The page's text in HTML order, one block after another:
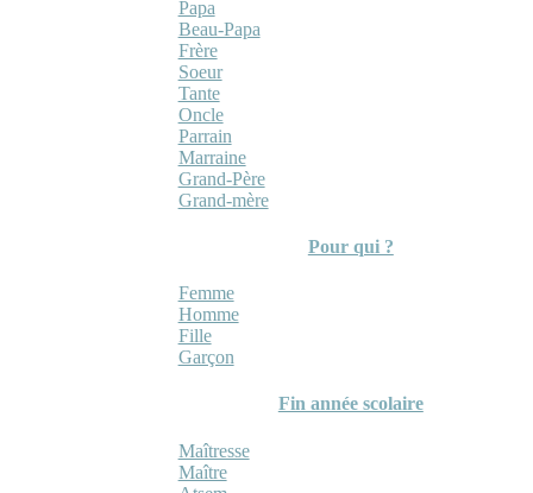
Papa
Beau-Papa
Frère
Soeur
Tante
Oncle
Parrain
Marraine
Grand-Père
Grand-mère
Pour qui ?
Femme
Homme
Fille
Garçon
Fin année scolaire
Maîtresse
Maître